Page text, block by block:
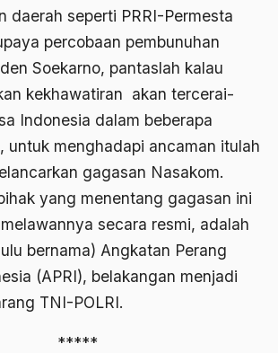
daerah seperti PRRI-Permesta
percobaan pembunuhan
Soekarno, pantaslah kalau
kekhawatiran akan tercerai-
Indonesia dalam beberapa
untuk menghadapi ancaman itulah
gagasan Nasakom.
yang menentang gagasan ini
secara resmi, adalah
bernama) Angkatan Perang
(APRI), belakangan menjadi
TNI-POLRI.
*****